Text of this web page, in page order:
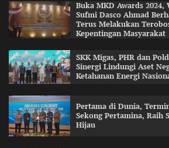
Buka MKD Awards 2024,
Sufmi Dasco Ahmad
Terus Melakukan
Kepentingan Masyarakat
SKK Migas, PHR dan
Sinergi Lindungi Aset
Ketahanan Energi
Pertama di Dunia,
Sekong Pertamina, Raih
Hijau